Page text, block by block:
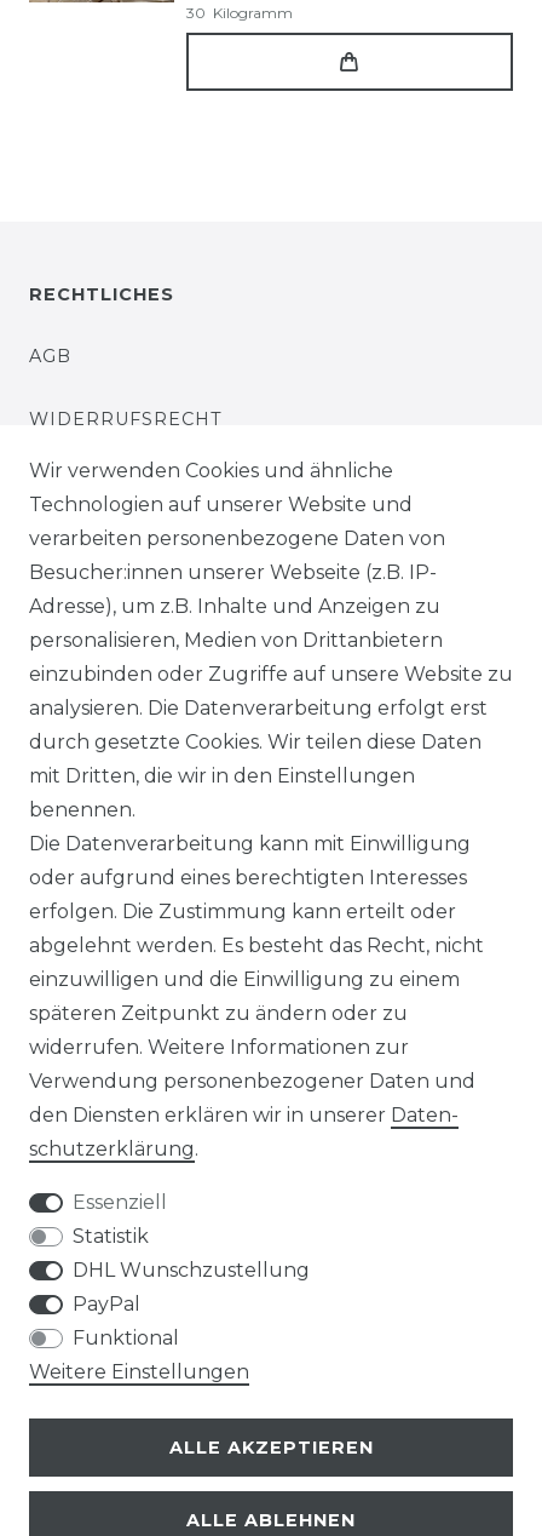
30 Kilogramm
RECHTLICHES
AGB
WIDERRUFSRECHT
IMPRESSUM
DATENSCHUTZERKLÄRUNG
SERVICE
KONTAKT
WIDERRUFSFORMULAR
UNTERNEHMEN
ÜBER UNS
FAQ
BLOG
Versandoptionen:
Wir verwenden Cookies und ähnliche
Technologien auf unserer Website und
verarbeiten personenbezogene Daten von
Besucher:innen unserer Webseite (z.B. IP-
Adresse), um z.B. Inhalte und Anzeigen zu
personalisieren, Medien von Drittanbietern
einzubinden oder Zugriffe auf unsere Website zu
analysieren. Die Datenverarbeitung erfolgt erst
durch gesetzte Cookies. Wir teilen diese Daten
mit Dritten, die wir in den Einstellungen
benennen.
Die Datenverarbeitung kann mit Einwilligung
oder aufgrund eines berechtigten Interesses
erfolgen. Die Zustimmung kann erteilt oder
abgelehnt werden. Es besteht das Recht, nicht
einzuwilligen und die Einwilligung zu einem
späteren Zeitpunkt zu ändern oder zu
widerrufen. Weitere Informationen zur
Verwendung personenbezogener Daten und
den Diensten erklären wir in unserer Daten­
schutz­erklärung.
Essenziell
Statistik
DHL Wunschzustellung
PayPal
Funktional
Weitere Einstellungen
ALLE AKZEPTIEREN
ALLE ABLEHNEN